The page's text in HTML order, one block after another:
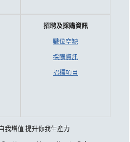
招聘及採購資訊
職位空缺
採購資訊
招標項目
我增值 提升你我生產力